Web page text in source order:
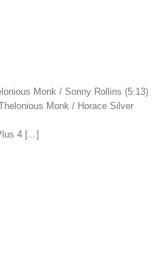
Monk / Sonny Rollins (5:13)
Monk / Horace Silver
4 [...]